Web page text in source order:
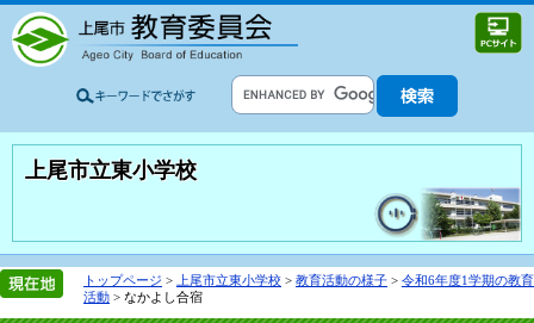
上尾市立東小学校
トップページ > 上尾市立東小学校 > 教育活動の様子 > 令和6年度1学期の教育
活動 > なかよし合宿